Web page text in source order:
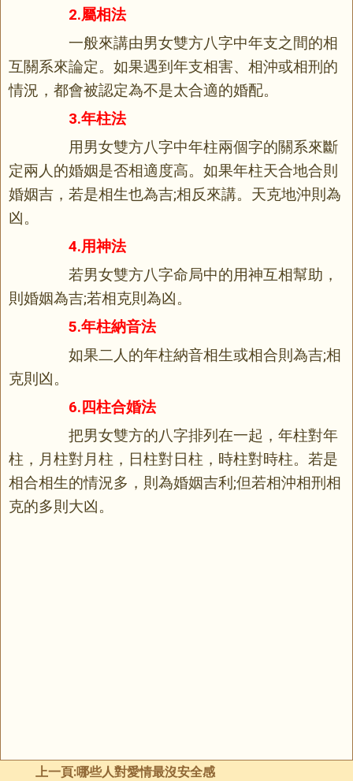
2.屬相法
一般來講由男女雙方八字中年支之間的相
互關系來論定。如果遇到年支相害、相沖或相刑的
情況，都會被認定為不是太合適的婚配。
3.年柱法
用男女雙方八字中年柱兩個字的關系來斷
定兩人的婚姻是否相適度高。如果年柱天合地合則
婚姻吉，若是相生也為吉;相反來講。天克地沖則為
凶。
4.用神法
若男女雙方八字命局中的用神互相幫助，
則婚姻為吉;若相克則為凶。
5.年柱納音法
如果二人的年柱納音相生或相合則為吉;相
克則凶。
6.四柱合婚法
把男女雙方的八字排列在一起，年柱對年
柱，月柱對月柱，日柱對日柱，時柱對時柱。若是
相合相生的情況多，則為婚姻吉利;但若相沖相刑相
克的多則大凶。
上一頁:哪些人對愛情最沒安全感